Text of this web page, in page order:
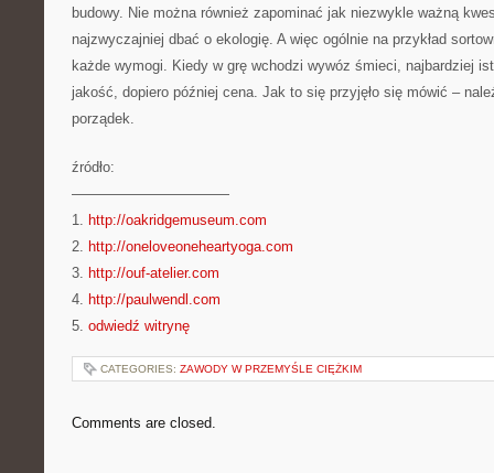
budowy. Nie można również zapominać jak niezwykle ważną
najzwyczajniej dbać o ekologię. A więc ogólnie na przykład
każde wymogi. Kiedy w grę wchodzi wywóz śmieci, najbardziej
jakość, dopiero później cena. Jak to się przyjęło się mówić –
porządek.
źródło:
———————————
1. http://oakridgemuseum.com
2. http://oneloveoneheartyoga.com
3. http://ouf-atelier.com
4. http://paulwendl.com
5. odwiedź witrynę
CATEGORIES: ZAWODY W PRZEMYŚLE CIĘŻKIM
Comments are closed.